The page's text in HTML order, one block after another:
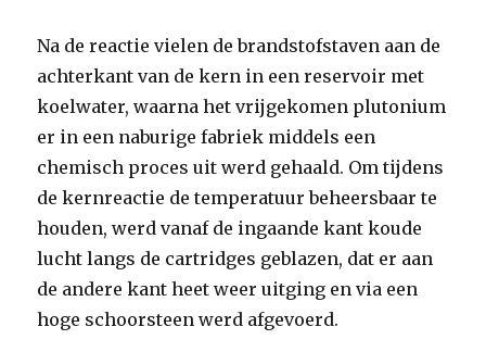
Na de reactie vielen de brandstofstaven aan de
achterkant van de kern in een reservoir met
koelwater, waarna het vrijgekomen plutonium
er in een naburige fabriek middels een
chemisch proces uit werd gehaald. Om tijdens
de kernreactie de temperatuur beheersbaar te
houden, werd vanaf de ingaande kant koude
lucht langs de cartridges geblazen, dat er aan
de andere kant heet weer uitging en via een
hoge schoorsteen werd afgevoerd.